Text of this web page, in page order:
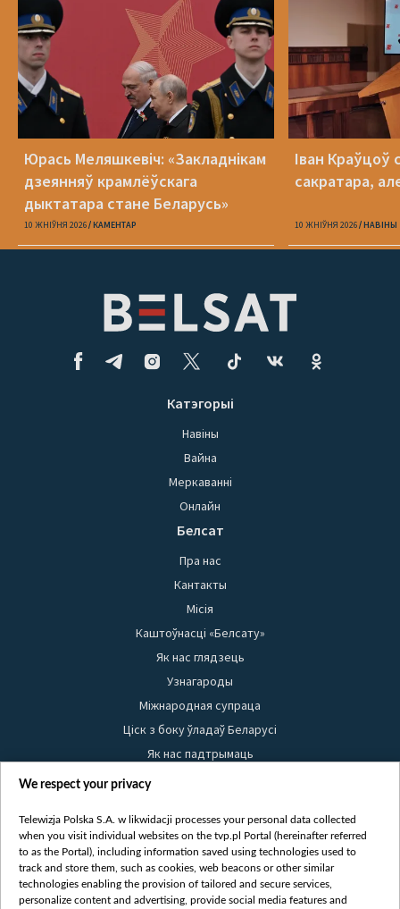
Юрась Меляшкевіч: «Закладнікам
дзеянняў крамлёўскага
дыктатара стане Беларусь»
10 ЖНІЎНЯ 2026 КАМЕНТАР
Іван
сакратара,
10 ЖНІЎНЯ 2026 НАВІНЫ
Катэгорыі
Навіны
Вайна
Меркаванні
Онлайн
Белсат
Пра нас
Кантакты
Місія
Каштоўнасці «Белсату»
Як нас глядзець
Узнагароды
Міжнародная супраца
Ціск з боку ўладаў Беларусі
Як нас падтрымаць
Правілы выкарыстання матэрыялаў
Бяспека
Youtube
Белсат news
Белсат Shorts
We respect your privacy
Telewizja Polska S.A. w likwidacji processes your personal data collected
when you visit individual websites on the tvp.pl Portal (hereinafter referred
to as the Portal), including information saved using technologies used to
track and store them, such as cookies, web beacons or other similar
technologies enabling the provision of tailored and secure services,
personalize content and advertising, provide social media features and